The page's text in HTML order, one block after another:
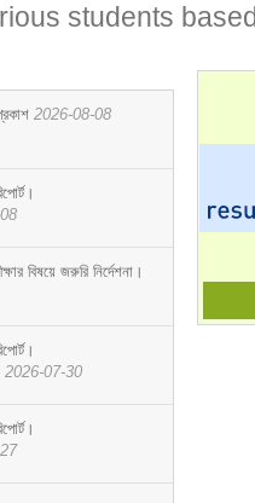
students
2026-08-08
বিষয়ে জরুরি নির্দেশনা।
2026-07-30